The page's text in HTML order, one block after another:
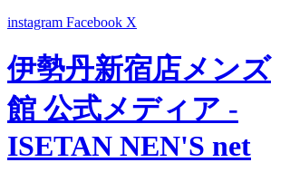
instagram Facebook X
伊勢丹新宿店メンズ
館 公式メディア -
ISETAN NEN'S net